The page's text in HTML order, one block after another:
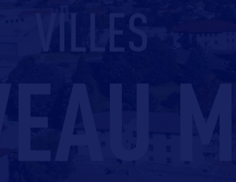
VILLES